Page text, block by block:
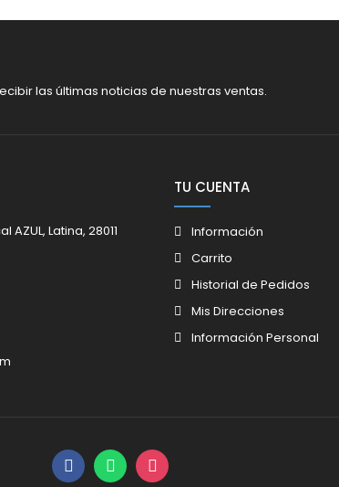
las últimas noticias de nuestras ventas.
AZUL, Latina, 28011
TU CUENTA
Información
Carrito
Historial de Pedidos
Mis Direcciones
Información Personal